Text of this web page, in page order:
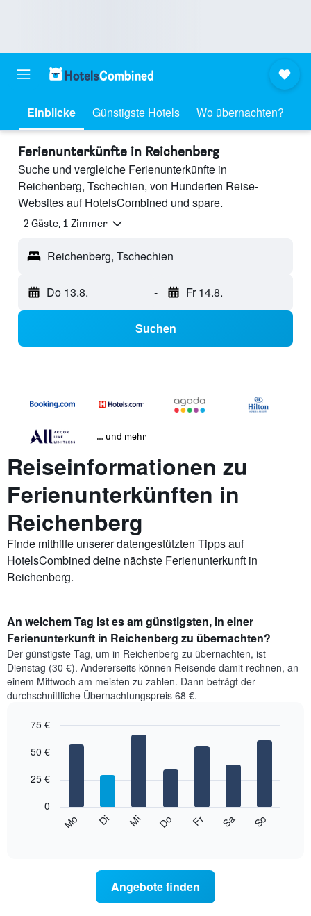
Einblicke Günstigste Hotels Wo übernachten?
Ferienunterkünfte in Reichenberg
Suche und vergleiche Ferienunterkünfte in
Reichenberg, Tschechien, von Hunderten Reise-
Websites auf HotelsCombined und spare.
2 Gäste, 1 Zimmer
Reichenberg, Tschechien
Do 13.8. - Fr 14.8.
Suchen
… und mehr
Reiseinformationen zu
Ferienunterkünften in
Reichenberg
Finde mithilfe unserer datengestützten Tipps auf
HotelsCombined deine nächste Ferienunterkunft in
Reichenberg.
An welchem Tag ist es am günstigsten, in einer
Ferienunterkunft in Reichenberg zu übernachten?
Der günstigste Tag, um in Reichenberg zu übernachten, ist
Dienstag (30 €). Andererseits können Reisende damit rechnen, an
einem Mittwoch am meisten zu zahlen. Dann beträgt der
durchschnittliche Übernachtungspreis 68 €.
chart
bars.
folgende
durchschnittlichen
graphic.
Mo Di Mi Do Fr Sa So
0
25 €
50 €
75 €
Angebote finden